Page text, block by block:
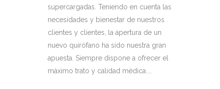
supercargadas. Teniendo en cuenta las
necesidades y bienestar de nuestros
clientes y clientes, la apertura de un
nuevo quirófano ha sido nuestra gran
apuesta. Siempre dispone a ofrecer el
máximo trato y calidad médica....